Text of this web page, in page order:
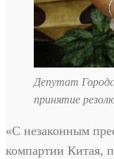
Депутат
принятие
«С незаконным
компартии Китая,